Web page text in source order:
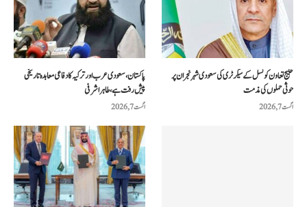
پاکستان، سعودی عرب اور ترکیہ کا دفاعی معاہدہ تاریخی
پیش رفت ہے، طاہر اشرفی
اگست 7, 2026
خلیج تعاون کونسل کے سیکرٹری کی سعودی شہر نجران پر
حوثی حملوں کی مذمت
اگست 7, 2026